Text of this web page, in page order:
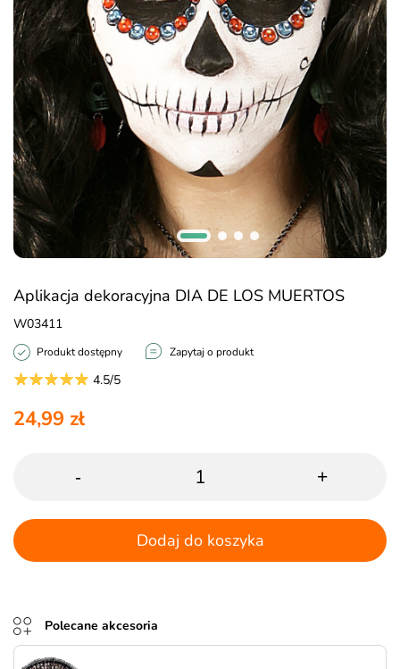
Aplikacja dekoracyjna DIA DE LOS MUERTOS
W03411
Produkt dostępny Zapytaj o produkt
4.5/5
24,99 zł
- +
Dodaj do koszyka
Polecane akcesoria